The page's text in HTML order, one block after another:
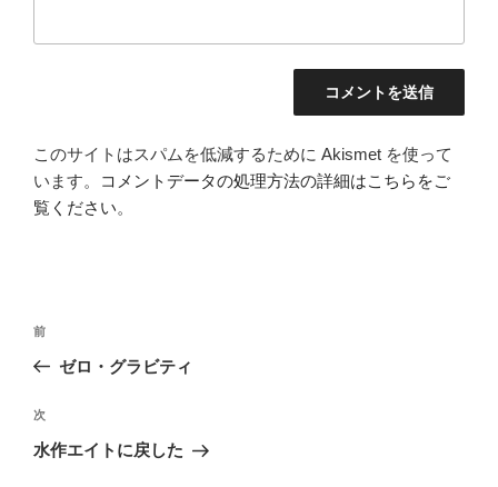
このサイトはスパムを低減するために Akismet を使って
います。
コメントデータの処理方法の詳細はこちらをご
覧ください。
投
ビ
ゲ
前
の
稿
前
ゼロ・グラビティ
次
の
次
水作エイトに戻した